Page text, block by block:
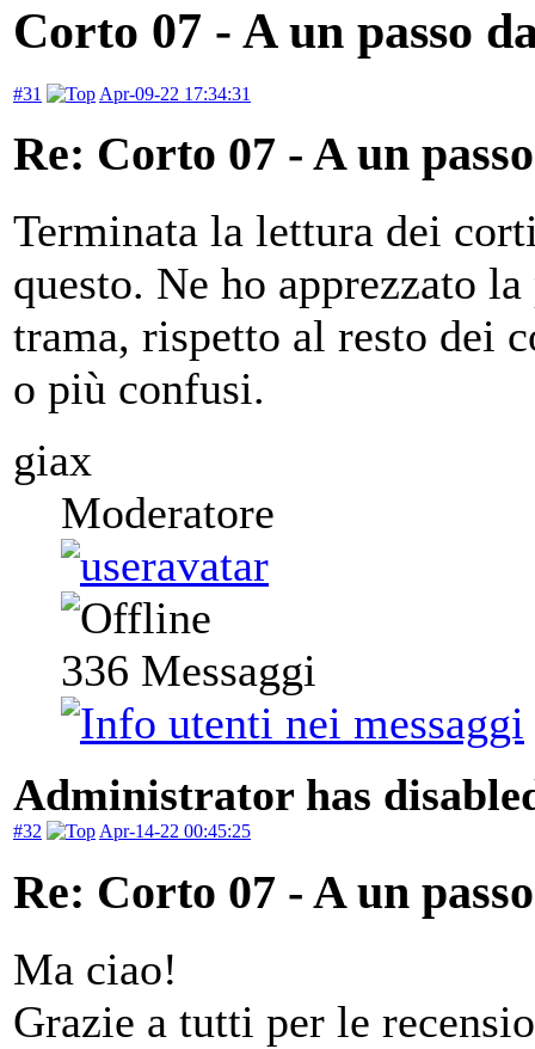
Corto 07 - A un passo
#31 Apr-09-22 17:34:31
Re: Corto 07 - A un
Terminata la lettura dei
questo. Ne ho apprezzato
trama, rispetto al resto dei
o più confusi.
giax
Moderatore
336 Messaggi
Administrator has
#32 Apr-14-22 00:45:25
Re: Corto 07 - A un
Ma ciao!
Grazie a tutti per le